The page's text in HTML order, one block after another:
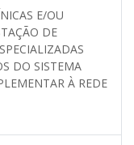
E/OU
DE
DO SISTEMA
À REDE